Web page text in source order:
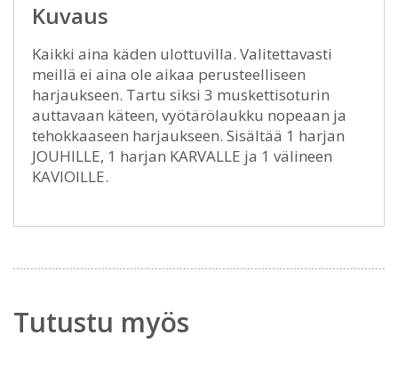
Kuvaus
Kaikki aina käden ulottuvilla. Valitettavasti
meillä ei aina ole aikaa perusteelliseen
harjaukseen. Tartu siksi 3 muskettisoturin
auttavaan käteen, vyötärölaukku nopeaan ja
tehokkaaseen harjaukseen. Sisältää 1 harjan
JOUHILLE, 1 harjan KARVALLE ja 1 välineen
KAVIOILLE.
Tutustu myös